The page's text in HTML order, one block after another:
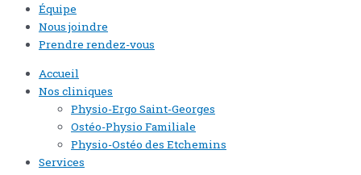
Équipe
Nous joindre
Prendre rendez-vous
Accueil
Nos cliniques
Physio-Ergo Saint-Georges
Ostéo-Physio Familiale
Physio-Ostéo des Etchemins
Services